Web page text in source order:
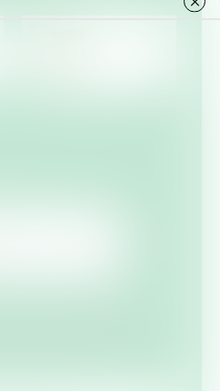
si vous êtes un
d'éviter les
(spam) automatisées.